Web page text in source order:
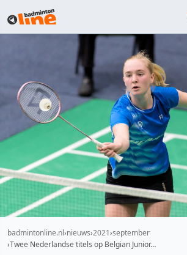
badmintonline.nl nieuws 2021 september
Twee Nederlandse titels op Belgian Junior…